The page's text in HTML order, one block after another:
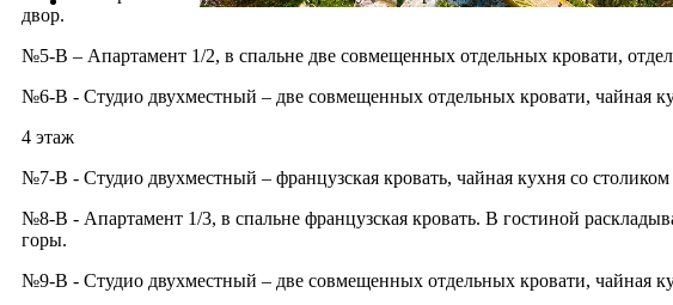
двор.
№5-В – Апартамент 1/2, в спальне две совмещенных отдельных кровати,
№6-В - Студио двухместный – две совмещенных отдельных кровати, чайная
4 этаж
№7-В - Студио двухместный – французская кровать, чайная кухня со
№8-В - Апартамент 1/3, в спальне французская кровать. В гостиной
горы.
№9-В - Студио двухместный – две совмещенных отдельных кровати, чайная